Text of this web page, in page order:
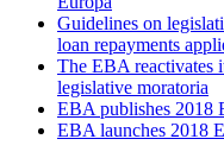
Guidelines on
loan repayments
The EBA reactivates
legislative moratoria
EBA publishes 2018
EBA launches 2018